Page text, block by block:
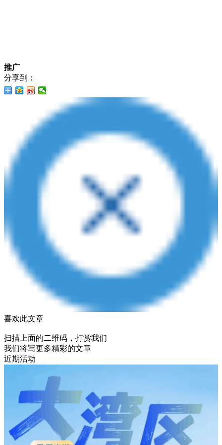
推广
分享到：
喜欢此文章
扫描上面的二维码，打赏我们
我们将写更多精彩的文章
近期活动